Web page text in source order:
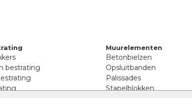
bestrating
Muurelementen
Betonbielzen
Opsluitbanden
Palissades
Stapelblokken